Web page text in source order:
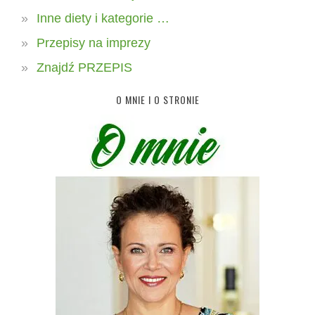
Inne diety i kategorie …
Przepisy na imprezy
Znajdź PRZEPIS
O MNIE I O STRONIE